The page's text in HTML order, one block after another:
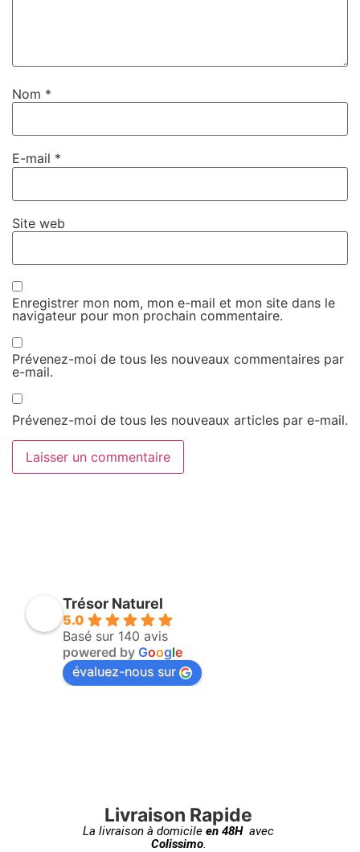
Nom *
E-mail *
Site web
Enregistrer mon nom, mon e-mail et mon site dans le
navigateur pour mon prochain commentaire.
Prévenez-moi de tous les nouveaux commentaires par
e-mail.
Prévenez-moi de tous les nouveaux articles par e-mail.
Trésor Naturel
5.0
Basé sur 140 avis
powered by Google
évaluez-nous sur
Livraison Rapide
La livraison à domicile en 48Havec
Colissimo.